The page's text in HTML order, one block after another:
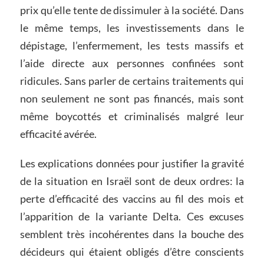
prix qu’elle tente de dissimuler à la société. Dans
le même temps, les investissements dans le
dépistage, l’enfermement, les tests massifs et
l’aide directe aux personnes confinées sont
ridicules. Sans parler de certains traitements qui
non seulement ne sont pas financés, mais sont
même boycottés et criminalisés malgré leur
efficacité avérée.
Les explications données pour justifier la gravité
de la situation en Israël sont de deux ordres: la
perte d’efficacité des vaccins au fil des mois et
l’apparition de la variante Delta. Ces excuses
semblent très incohérentes dans la bouche des
décideurs qui étaient obligés d’être conscients